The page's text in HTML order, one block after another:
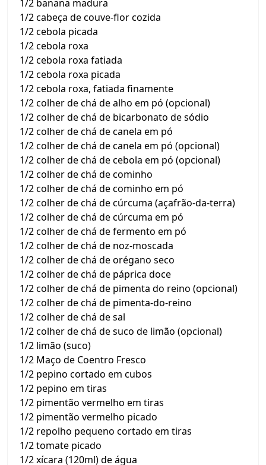
1/2 banana madura
1/2 cabeça de couve-flor cozida
1/2 cebola picada
1/2 cebola roxa
1/2 cebola roxa fatiada
1/2 cebola roxa picada
1/2 cebola roxa, fatiada finamente
1/2 colher de chá de alho em pó (opcional)
1/2 colher de chá de bicarbonato de sódio
1/2 colher de chá de canela em pó
1/2 colher de chá de canela em pó (opcional)
1/2 colher de chá de cebola em pó (opcional)
1/2 colher de chá de cominho
1/2 colher de chá de cominho em pó
1/2 colher de chá de cúrcuma (açafrão-da-terra)
1/2 colher de chá de cúrcuma em pó
1/2 colher de chá de fermento em pó
1/2 colher de chá de noz-moscada
1/2 colher de chá de orégano seco
1/2 colher de chá de páprica doce
1/2 colher de chá de pimenta do reino (opcional)
1/2 colher de chá de pimenta-do-reino
1/2 colher de chá de sal
1/2 colher de chá de suco de limão (opcional)
1/2 limão (suco)
1/2 Maço de Coentro Fresco
1/2 pepino cortado em cubos
1/2 pepino em tiras
1/2 pimentão vermelho em tiras
1/2 pimentão vermelho picado
1/2 repolho pequeno cortado em tiras
1/2 tomate picado
1/2 xícara (120ml) de água